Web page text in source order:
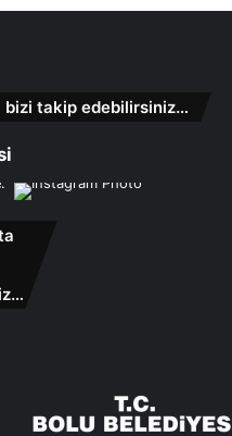
bizi takip edebilirsiniz…